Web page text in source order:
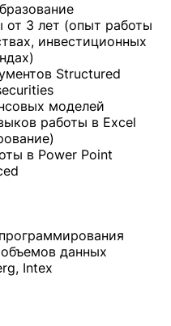
от 3 лет (опыт работы
инвестиционных
Structured
моделей
работы в Excel
в Power Point
данных
Intex